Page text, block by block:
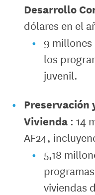
Desarrollo
dólares en el
9
los
juvenil.
Preservación
Vivienda : 14
AF24,
5,18
viviendas